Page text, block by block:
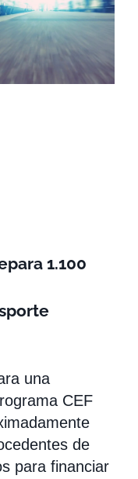
1.100
una
CEF
de
para financiar